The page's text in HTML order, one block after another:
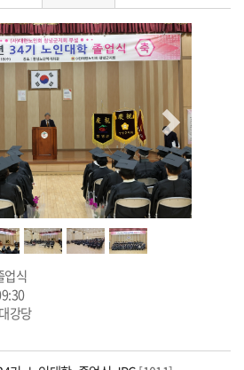
업식
강당